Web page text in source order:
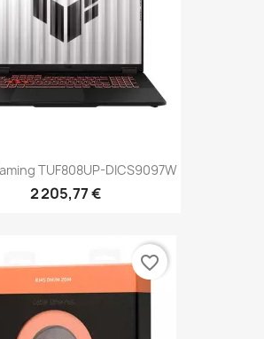
TUF808UP-DICS9097W
2 205,77 €
favorite_border